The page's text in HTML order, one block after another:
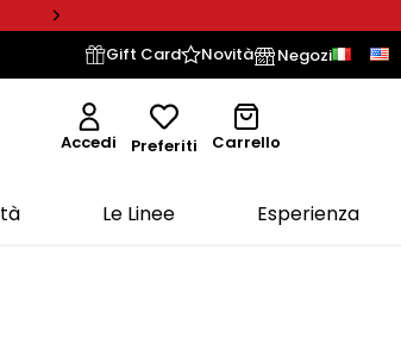
Gift Card Novità Negozi
Accedi Preferiti Carrello
Le Linee Esperienza